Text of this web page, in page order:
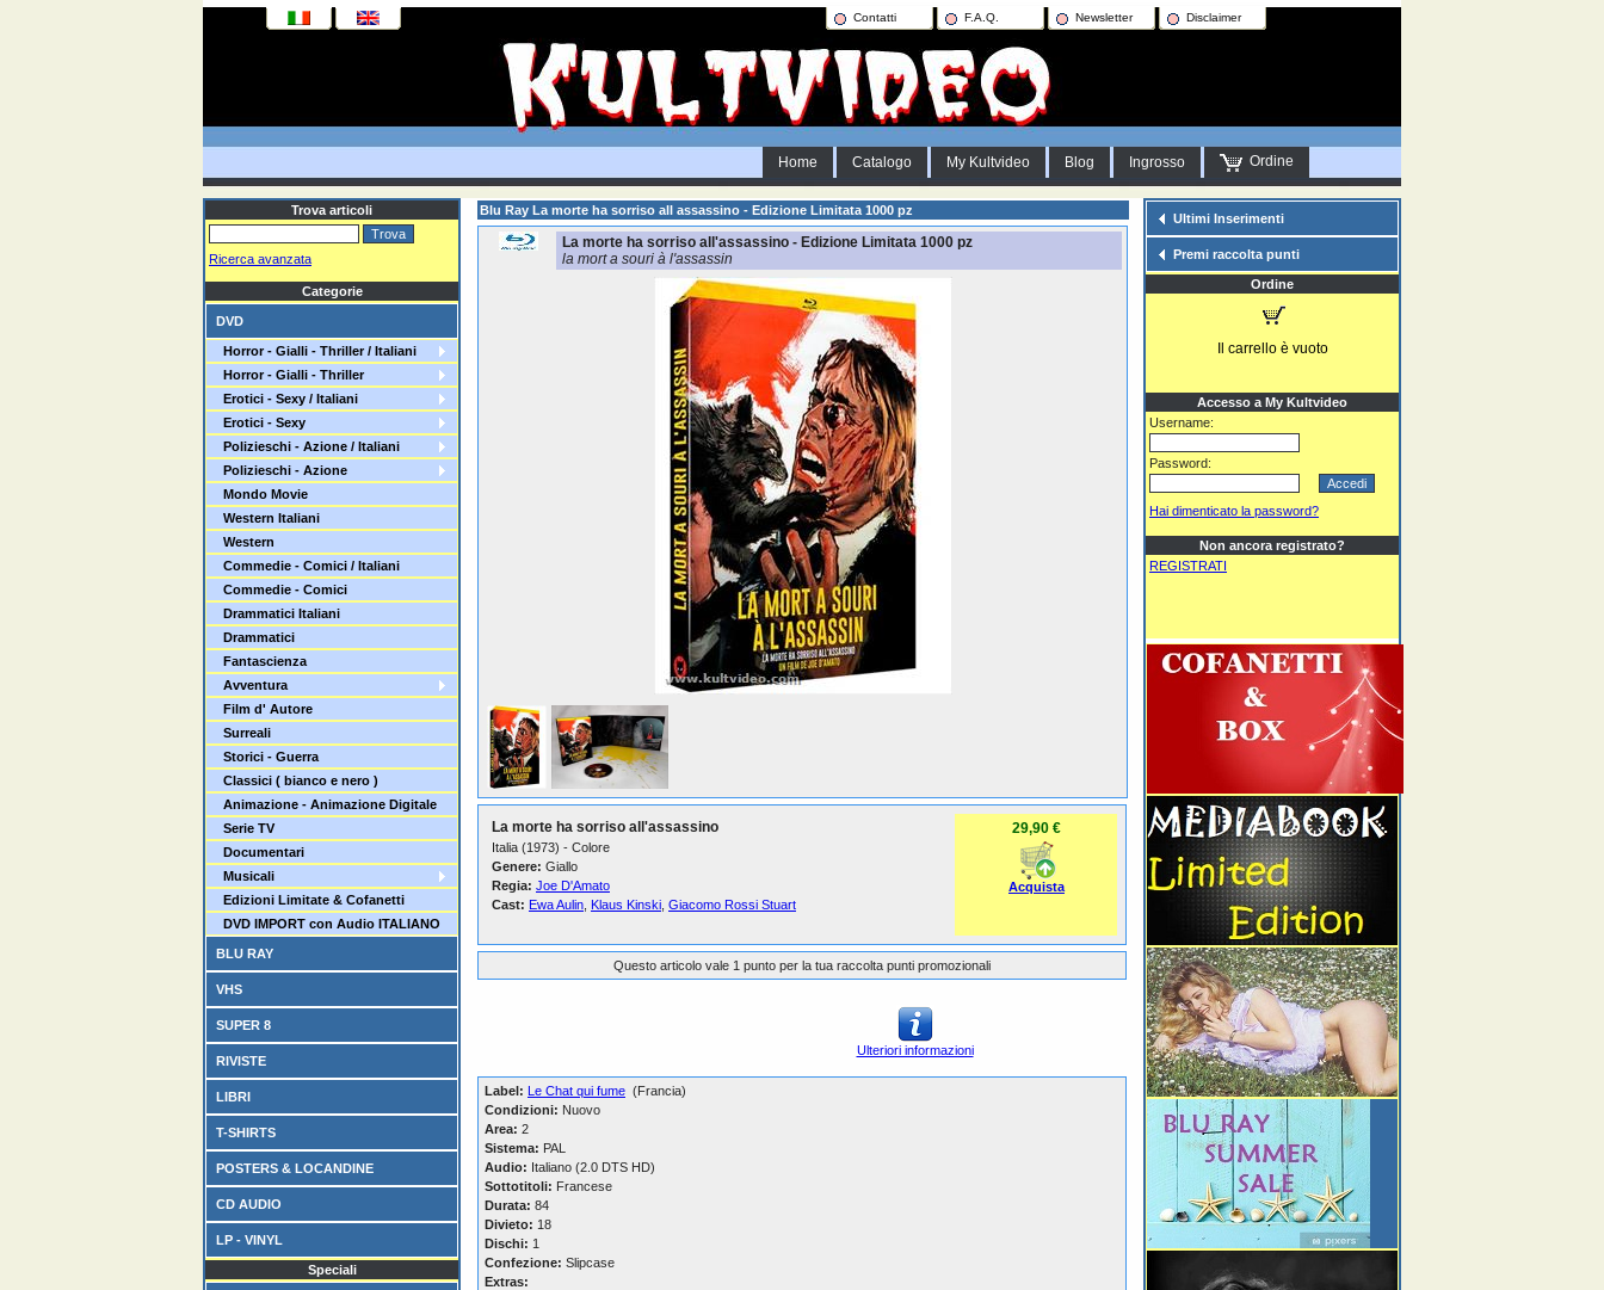
Contatti F.A.Q. Newsletter Disclaimer
Home Catalogo My Kultvideo Blog Ingrosso Ordine
Trova articoli
Ricerca avanzata
Categorie
DVD
Horror - Gialli - Thriller / Italiani
Horror - Gialli - Thriller
Erotici - Sexy / Italiani
Erotici - Sexy
Polizieschi - Azione / Italiani
Polizieschi - Azione
Mondo Movie
Western Italiani
Western
Commedie - Comici / Italiani
Commedie - Comici
Drammatici Italiani
Drammatici
Fantascienza
Avventura
Film d' Autore
Surreali
Storici - Guerra
Classici ( bianco e nero )
Animazione - Animazione Digitale
Serie TV
Documentari
Musicali
Edizioni Limitate & Cofanetti
DVD IMPORT con Audio ITALIANO
BLU RAY
VHS
SUPER 8
RIVISTE
LIBRI
T-SHIRTS
POSTERS & LOCANDINE
CD AUDIO
LP - VINYL
Speciali
Blu Ray La morte ha sorriso all assassino - Edizione Limitata 1000 pz
La morte ha sorriso all'assassino - Edizione Limitata 1000 pz
la mort a souri à l'assassin
La morte ha sorriso all'assassino
Italia (1973) - Colore
Genere: Giallo
Regia: Joe D'Amato
Cast: Ewa Aulin Klaus Kinski Giacomo Rossi Stuart
29,90 €
Acquista
Questo articolo vale 1 punto per la tua raccolta punti promozionali
Ulteriori informazioni
Label: Le Chat qui fume (Francia)
Condizioni: Nuovo
Area: 2
Sistema: PAL
Audio: Italiano (2.0 DTS HD)
Sottotitoli: Francese
Durata: 84
Divieto: 18
Dischi: 1
Confezione: Slipcase
Extras:
Ultimi Inserimenti
Premi raccolta punti
Ordine
Il carrello è vuoto
Accesso a My Kultvideo
Username:
Password:
Hai dimenticato la password?
Non ancora registrato?
REGISTRATI